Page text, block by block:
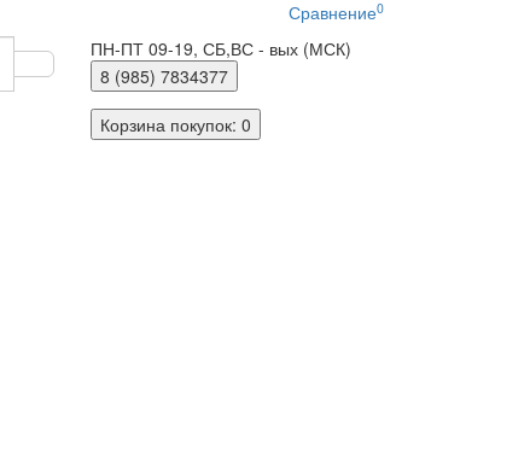
Сравнение0
ПН-ПТ 09-19, СБ,ВС - вых (МСК)
8 (985) 7834377
Корзинапокупок: 0